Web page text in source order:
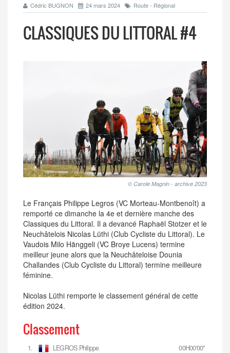
Cédric BUGNON 24 mars 2024 Route - Régional
CLASSIQUES DU LITTORAL #4
© Carole Magnin - archive 2023
Le Français Philippe Legros (VC Morteau-Montbenoît) a
remporté ce dimanche la 4e et dernière manche des
Classiques du Littoral. Il a devancé Raphaël Stotzer et le
Neuchâtelois Nicolas Lüthi (Club Cycliste du Littoral). Le
Vaudois Milo Hänggeli (VC Broye Lucens) termine
meilleur jeune alors que la Neuchâteloise Dounia
Challandes (Club Cycliste du Littoral) termine meilleure
féminine.
Nicolas Lüthi remporte le classement général de cette
édition 2024.
Classement
1. LEGROS Philippe
00H00'00''